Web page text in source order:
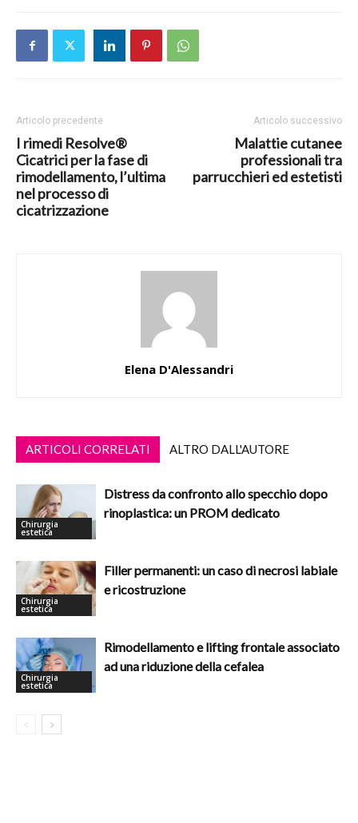
Articolo precedente
I rimedi Resolve®
Cicatrici per la fase di
rimodellamento, l’ultima
nel processo di
cicatrizzazione
Articolo successivo
Malattie cutanee
professionali tra
parrucchieri ed estetisti
Elena D'Alessandri
ARTICOLI CORRELATI ALTRO DALL'AUTORE
Chirurgia
estetica
Distress da confronto allo specchio dopo
rinoplastica: un PROM dedicato
Chirurgia
estetica
Filler permanenti: un caso di necrosi labiale
e ricostruzione
Chirurgia
estetica
Rimodellamento e lifting frontale associato
ad una riduzione della cefalea